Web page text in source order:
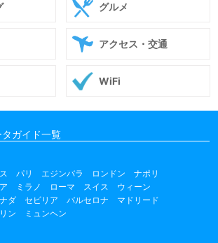
グルメ
アクセス・交通
WiFi
ガイド一覧
パリ エジンバラ ロンドン
ナポリ
ミラノ ローマ スイス
ウィーン
ダ セビリア バルセロナ
マドリード
ン ミュンヘン